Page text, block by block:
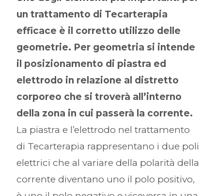
un trattamento di Tecarterapia
efficace è il corretto utilizzo delle
geometrie. Per geometria si intende
il posizionamento di piastra ed
elettrodo in relazione al distretto
corporeo che si troverà all’interno
della zona in cui passerà la corrente.
La piastra e l’elettrodo nel trattamento
di Tecarterapia rappresentano i due poli
elettrici che al variare della polarità della
corrente diventano uno il polo positivo,